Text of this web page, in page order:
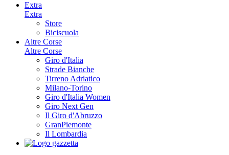
Extra
Extra
Store
Biciscuola
Altre Corse
Altre Corse
Giro d'Italia
Strade Bianche
Tirreno Adriatico
Milano-Torino
Giro d'Italia Women
Giro Next Gen
Il Giro d'Abruzzo
GranPiemonte
Il Lombardia